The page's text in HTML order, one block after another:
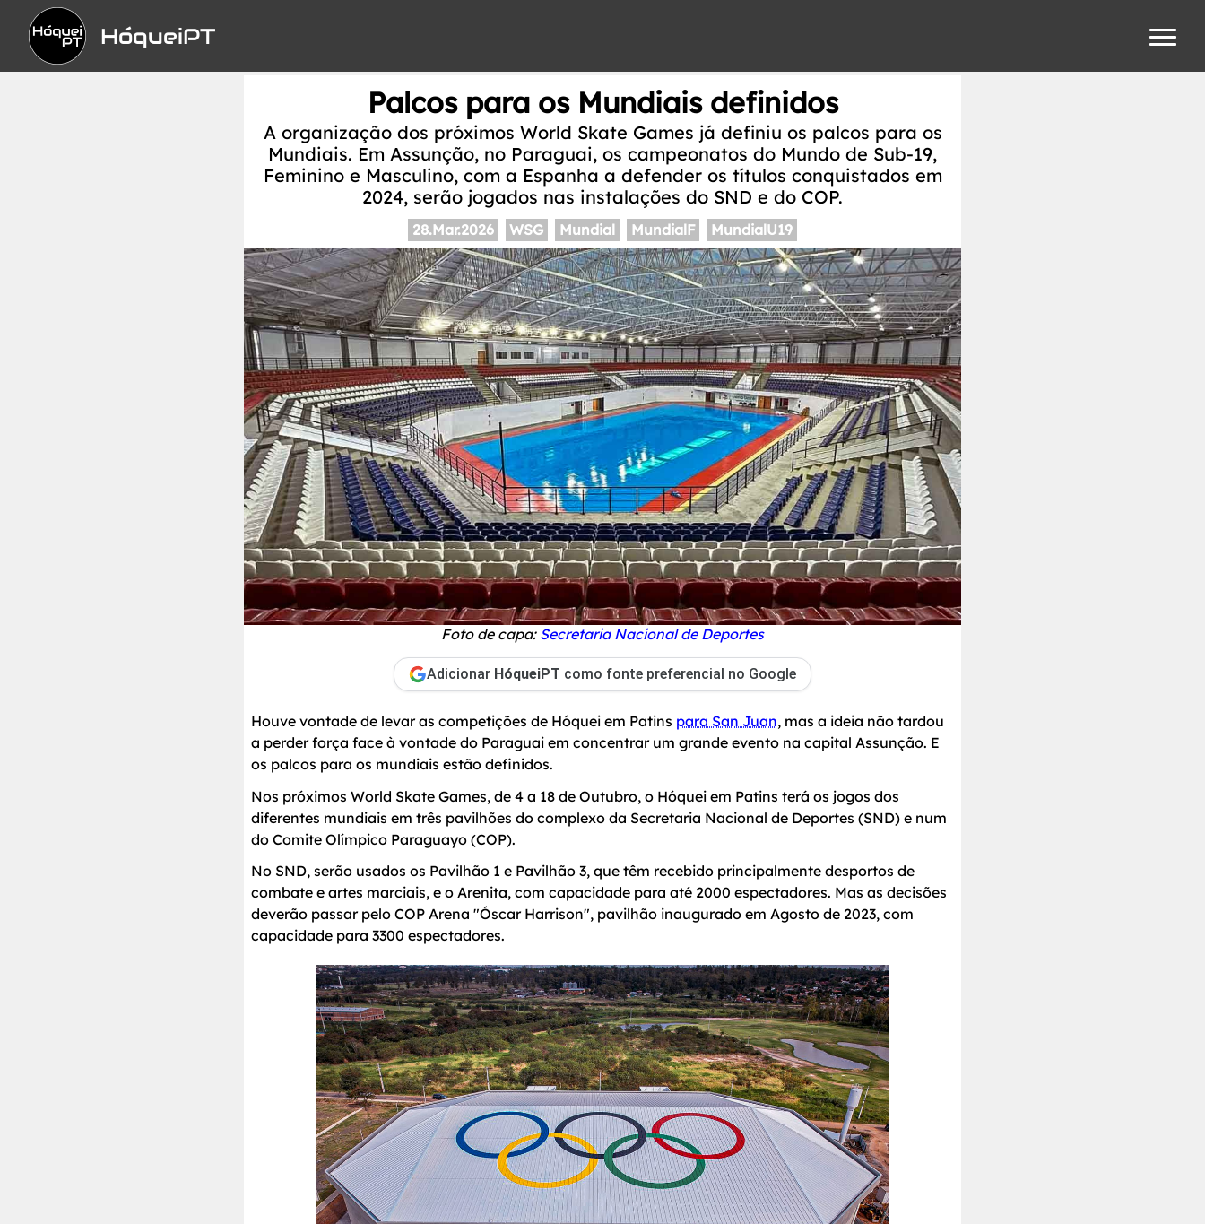
HóqueiPT
Palcos para os Mundiais definidos
A organização dos próximos World Skate Games já definiu os palcos para os
Mundiais. Em Assunção, no Paraguai, os campeonatos do Mundo de Sub-19,
Feminino e Masculino, com a Espanha a defender os títulos conquistados em
2024, serão jogados nas instalações do SND e do COP.
28.Mar.2026 WSG Mundial MundialF MundialU19
Foto de capa: Secretaria Nacional de Deportes
Adicionar HóqueiPT como fonte preferencial no Google
Houve vontade de levar as competições de Hóquei em Patins para San Juan, mas a ideia não tardou
a perder força face à vontade do Paraguai em concentrar um grande evento na capital Assunção. E
os palcos para os mundiais estão definidos.
Nos próximos World Skate Games, de 4 a 18 de Outubro, o Hóquei em Patins terá os jogos dos
diferentes mundiais em três pavilhões do complexo da Secretaria Nacional de Deportes (SND) e num
do Comite Olímpico Paraguayo (COP).
No SND, serão usados os Pavilhão 1 e Pavilhão 3, que têm recebido principalmente desportos de
combate e artes marciais, e o Arenita, com capacidade para até 2000 espectadores. Mas as decisões
deverão passar pelo COP Arena "Óscar Harrison", pavilhão inaugurado em Agosto de 2023, com
capacidade para 3300 espectadores.